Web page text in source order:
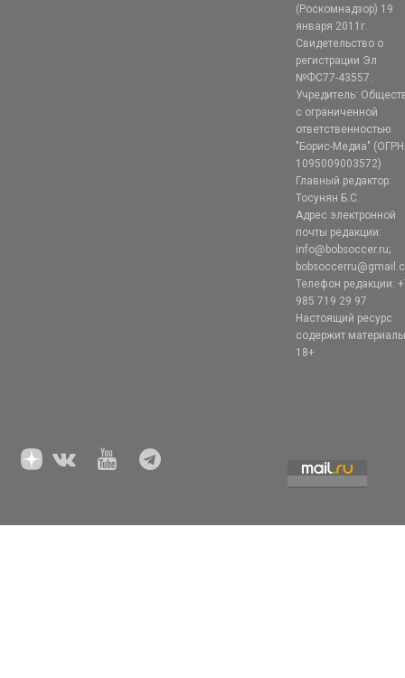
(Роскомнадзор) 19
января 2011г.
Свидетельство о
регистрации Эл
№ФС77-43557.
Учредитель:
с ограниченной
ответственностью
"Борис-Медиа" (ОГРН
1095009003572)
Главный редактор:
Тосунян Б.С.
Адрес электронной
почты редакции:
info@bobsoccer.ru;
Телефон редакции:
985 719 29 97
Настоящий ресурс
содержит
18+